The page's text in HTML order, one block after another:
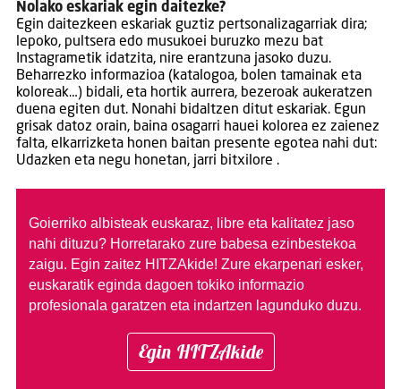
Nolako eskariak egin daitezke?
Egin daitezkeen eskariak guztiz pertsonalizagarriak dira;
lepoko, pultsera edo musukoei buruzko mezu bat
Instagrametik idatzita, nire erantzuna jasoko duzu.
Beharrezko informazioa (katalogoa, bolen tamainak eta
koloreak…) bidali, eta hortik aurrera, bezeroak aukeratzen
duena egiten dut. Nonahi bidaltzen ditut eskariak. Egun
grisak datoz orain, baina osagarri hauei kolorea ez zaienez
falta, elkarrizketa honen baitan presente egotea nahi dut:
Udazken eta negu honetan, jarri bitxilore .
Goierriko albisteak euskaraz, libre eta kalitatez jaso
nahi dituzu? Horretarako zure babesa ezinbestekoa
zaigu. Egin zaitez HITZAkide! Zure ekarpenari esker,
euskaratik eginda dagoen tokiko informazio
profesionala garatzen eta indartzen lagunduko duzu.
Egin HITZAkide